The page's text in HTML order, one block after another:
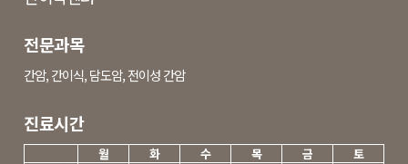
전문과목
간암, 간이식, 담도암, 전이성 간암
진료시간
월 화 수 목 금
토